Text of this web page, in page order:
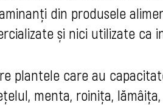
din produsele
și nici utilizate ca
plantele care au
menta, roinița,